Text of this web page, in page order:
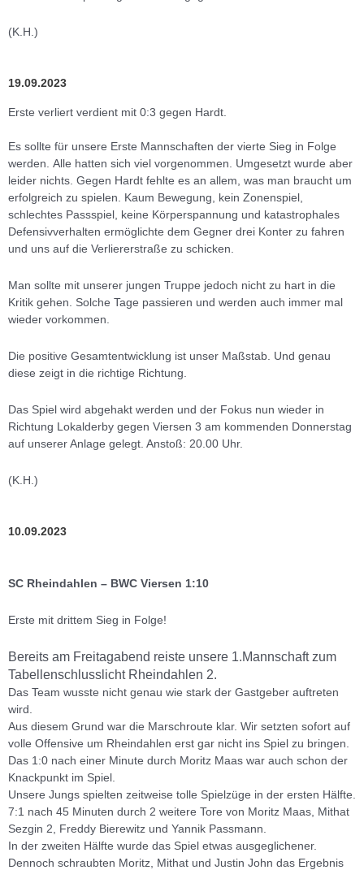
(K.H.)
19.09.2023
Erste verliert verdient mit 0:3 gegen Hardt.
Es sollte für unsere Erste Mannschaften der vierte Sieg in Folge
werden. Alle hatten sich viel vorgenommen. Umgesetzt wurde aber
leider nichts. Gegen Hardt fehlte es an allem, was man braucht um
erfolgreich zu spielen. Kaum Bewegung, kein Zonenspiel,
schlechtes Passspiel, keine Körperspannung und katastrophales
Defensivverhalten ermöglichte dem Gegner drei Konter zu fahren
und uns auf die Verliererstraße zu schicken.
Man sollte mit unserer jungen Truppe jedoch nicht zu hart in die
Kritik gehen. Solche Tage passieren und werden auch immer mal
wieder vorkommen.
Die positive Gesamtentwicklung ist unser Maßstab. Und genau
diese zeigt in die richtige Richtung.
Das Spiel wird abgehakt werden und der Fokus nun wieder in
Richtung Lokalderby gegen Viersen 3 am kommenden Donnerstag
auf unserer Anlage gelegt. Anstoß: 20.00 Uhr.
(K.H.)
10.09.2023
SC Rheindahlen – BWC Viersen 1:10
Erste mit drittem Sieg in Folge!
Bereits am Freitagabend reiste unsere 1.Mannschaft zum
Tabellenschlusslicht Rheindahlen 2.
Das Team wusste nicht genau wie stark der Gastgeber auftreten
wird.
Aus diesem Grund war die Marschroute klar. Wir setzten sofort auf
volle Offensive um Rheindahlen erst gar nicht ins Spiel zu bringen.
Das 1:0 nach einer Minute durch Moritz Maas war auch schon der
Knackpunkt im Spiel.
Unsere Jungs spielten zeitweise tolle Spielzüge in der ersten Hälfte.
7:1 nach 45 Minuten durch 2 weitere Tore von Moritz Maas, Mithat
Sezgin 2, Freddy Bierewitz und Yannik Passmann.
In der zweiten Hälfte wurde das Spiel etwas ausgeglichener.
Dennoch schraubten Moritz, Mithat und Justin John das Ergebnis